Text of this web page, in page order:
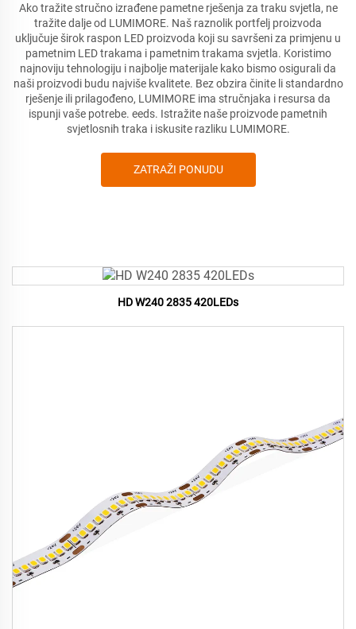
Ako tražite stručno izrađene pametne rješenja za traku svjetla, ne
tražite dalje od LUMIMORE. Naš raznolik portfelj proizvoda
uključuje širok raspon LED proizvoda koji su savršeni za primjenu u
pametnim LED trakama i pametnim trakama svjetla. Koristimo
najnoviju tehnologiju i najbolje materijale kako bismo osigurali da
naši proizvodi budu najviše kvalitete. Bez obzira činite li standardno
rješenje ili prilagođeno, LUMIMORE ima stručnjaka i resursa da
ispunji vaše potrebe. eeds. Istražite naše proizvode pametnih
svjetlosnih traka i iskusite razliku LUMIMORE.
ZATRAŽI PONUDU
HD W240 2835 420LEDs